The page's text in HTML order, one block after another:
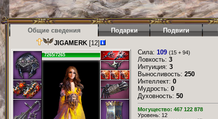
Общие сведения Подарки Подвиги
JIGAMERK [12]
7265/7265 Сила: 109 (15 + 94)
Ловкость: 3
Интуиция: 3
Выносливость: 250
Интеллект: 0
Мудрость: 0
Духовность: 50
Могущество: 467 122 878
Уровень: 12